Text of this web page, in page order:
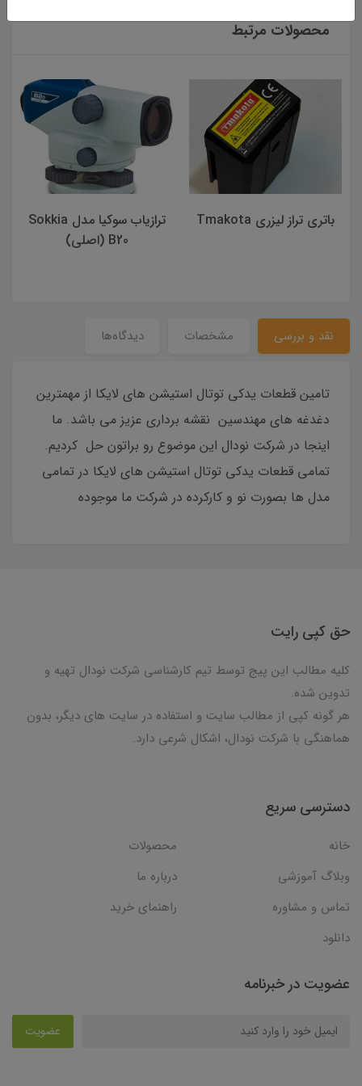
محصولات مرتبط
باتری تراز لیزری Tmakota
ترازیاب سوکیا مدل Sokkia
B20 (اصلی)
نقد و بررسی مشخصات دیدگاه‌ها
تامین قطعات یدکی توتال استیشن های لایکا از مهمترین
دغدغه های مهندسین نقشه برداری عزیز می باشد. ما
اینجا در شرکت نودال این موضوع رو براتون حل کردیم.
تمامی قطعات یدکی توتال استیشن های لایکا در تمامی
مدل ها بصورت نو و کارکرده در شرکت ما موجوده
حق کپی رایت
کلیه مطالب این پیج توسط تیم کارشناسی شرکت نودال تهیه و
تدوین شده.
هر گونه کپی از مطالب سایت و استفاده در سایت های دیگر، بدون
هماهنگی با شرکت نودال، اشکال شرعی دارد.
دسترسی سریع
خانه
محصولات
وبلاگ آموزشی
درباره ما
تماس و مشاوره
راهنمای خرید
دانلود
عضویت در خبرنامه
عضویت